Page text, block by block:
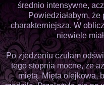
średnio intensywne,
Powiedziałabym,
charakterniejsza. W
niewiele
Po zjedzeniu czułam
tego stopnia mocne, że
miętą. Mięta olejkowa,